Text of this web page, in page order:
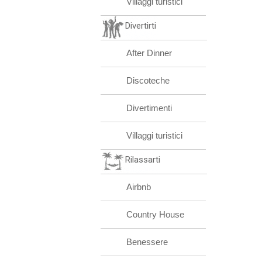
Divertirti
After Dinner
Discoteche
Divertimenti
Villaggi turistici
Rilassarti
Airbnb
Country House
Benessere